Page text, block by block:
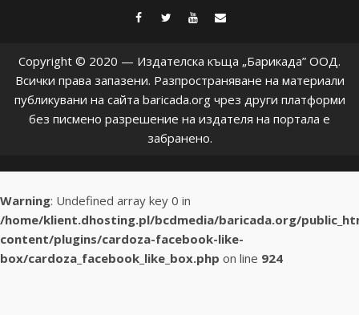
facebook
twitter
youtube
Copyright © 2020 — Издателска къща „Барикада” ООД.
Всички права запазени. Разпространяване на материали
публикувани на сайта baricada.org чрез други платформи
без писмено разрешение на издателя на портала е
забранено.
Warning: Undefined array key 0 in
/home/klient.dhosting.pl/bcdmedia/baricada.org/
content/plugins/cardoza-facebook-like-
box/cardoza_facebook_like_box.php on line 924